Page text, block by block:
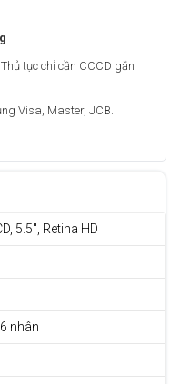
tục chỉ cần CCCD gắn
Visa, Master, JCB.
5.5", Retina HD
nhân